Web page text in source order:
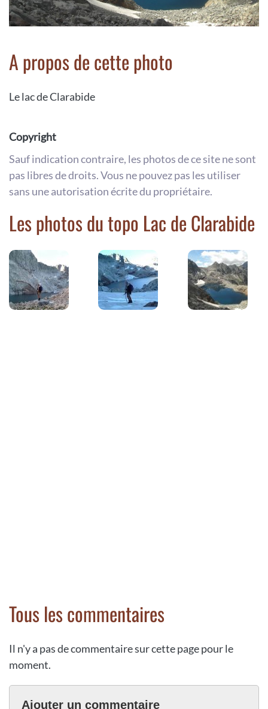
A propos de cette photo
Le lac de Clarabide
Copyright
Sauf indication contraire, les photos de ce site ne sont
pas libres de droits. Vous ne pouvez pas les utiliser
sans une autorisation écrite du propriétaire.
Les photos du topo Lac de Clarabide
Tous les commentaires
Il n'y a pas de commentaire sur cette page pour le
moment.
Ajouter un commentaire